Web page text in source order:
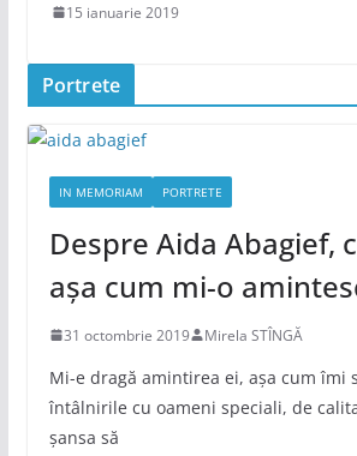
15 ianuarie 2019
Portrete
IN MEMORIAM PORTRETE
Despre Aida Abagief,
așa cum mi-o
31 octombrie 2019 Mirela STÎNGĂ
Mi-e dragă amintirea ei, așa cum îmi
întâlnirile cu oameni speciali, de
șansa să